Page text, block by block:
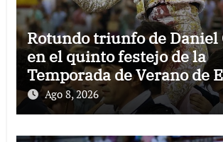
Rotundo triunfo de Daniel
en el quinto festejo de la
Temporada de Verano de
Ago 8, 2026